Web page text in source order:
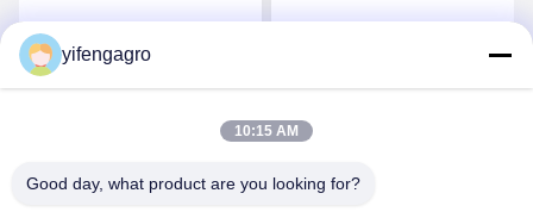
rizerie
Obtenez le meilleur prix
yifengagro
10:15 AM
Good day, what product are you looking for?